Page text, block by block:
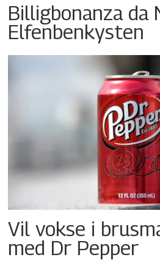
Billigbonanza da
Elfenbenkysten
Vil vokse i
med Dr Pepper